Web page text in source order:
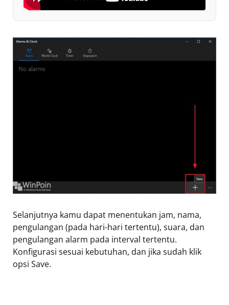
Selanjutnya kamu dapat menentukan jam, nama,
pengulangan (pada hari-hari tertentu), suara, dan
pengulangan alarm pada interval tertentu.
Konfigurasi sesuai kebutuhan, dan jika sudah klik
opsi Save.